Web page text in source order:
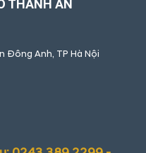
THÀNH AN
Anh, TP Hà Nội